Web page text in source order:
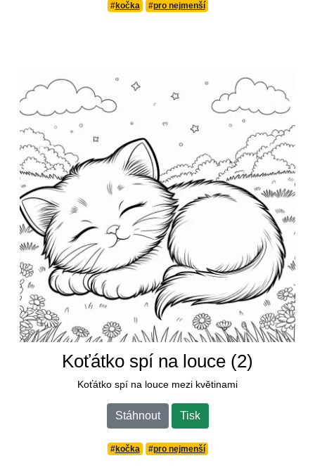
#kočka #pro nejmenší
Koťátko spí na louce (2)
Koťátko spí na louce mezi květinami
Stáhnout Tisk
#kočka #pro nejmenší